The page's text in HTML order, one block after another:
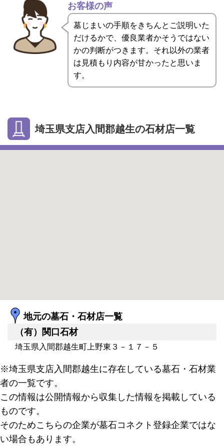
お客様の声
墓じまいの手順をきちんとご説明いた
だけるかで、優良業者かそうではない
かの判断がつきます。それ以外の業者
は見積もり内容が甘かったと思いま
す。
埼玉県支店入間郡越生の石材店一覧
地元の墓石・石材店一覧
（有）関口石材
埼玉県入間郡越生町上野東３－１７－５
※埼玉県支店入間郡越生に存在している墓石・石材業
者の一覧です。
この情報は公開情報から収集した情報を掲載している
ものです。
そのためこちらの企業が墓石コネクト登録企業ではな
い場合もあります。